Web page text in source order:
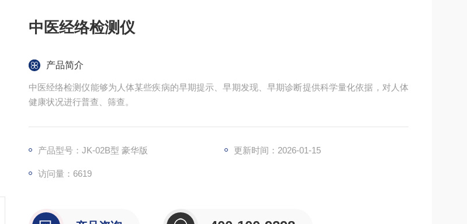
中医经络检测仪
产品简介
中医经络检测仪能够为人体某些疾病的早期提示、早期发现、早期诊断提供科学量化依据，对人体
健康状况进行普查、筛查。
产品型号：JK-02B型 豪华版 更新时间：2026-01-15
访问量： 6619